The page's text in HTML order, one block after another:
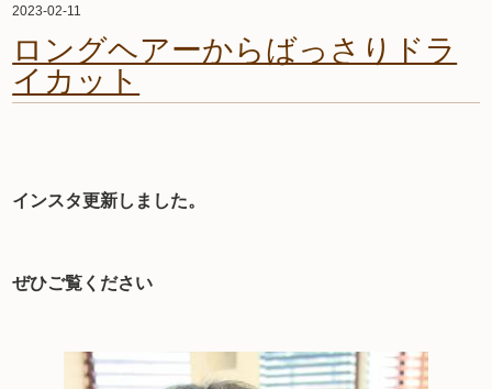
2023-02-11
ロングヘアーからばっさりドラ
イカット
インスタ更新しました。
ぜひご覧ください